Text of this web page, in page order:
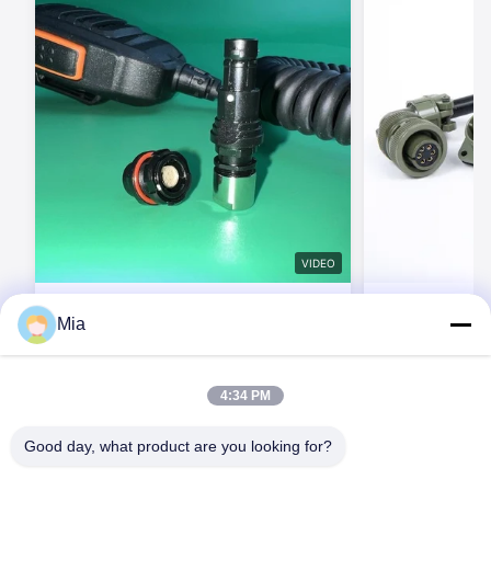
VIDEO
BEXKOM F ซีรี่ย์กลางแจ้ง Quick
Demating self-locking push pull ขนาด
BEXKOM MIL
ใช้ IP68 กันน้ํา
Mia
4:34 PM
Good day, what product are you looking for?